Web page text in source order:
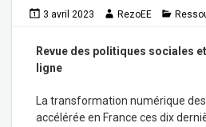
3 avril 2023 RezoEE
Revue des politiques sociales
ligne
La transformation numérique
accélérée en France ces dix